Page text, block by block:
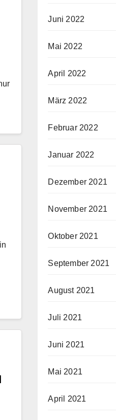
Juni 2022
Mai 2022
April 2022
März 2022
Februar 2022
Januar 2022
Dezember 2021
November 2021
Oktober 2021
September 2021
August 2021
Juli 2021
Juni 2021
Mai 2021
April 2021